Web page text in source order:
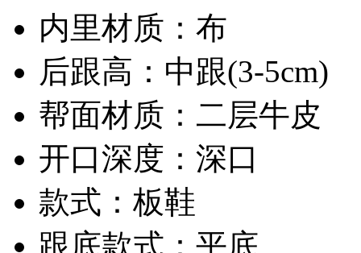
内里材质：布
后跟高：中跟(3-5cm)
帮面材质：二层牛皮
开口深度：深口
款式：板鞋
跟底款式：平底